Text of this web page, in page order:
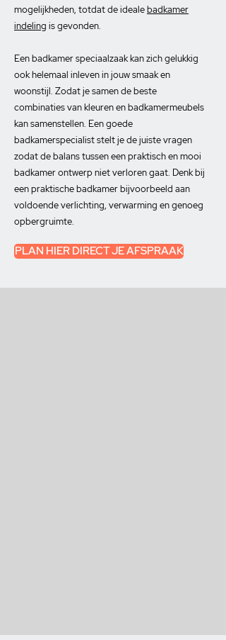
mogelijkheden, totdat de idealebadkamer
indeling is gevonden.
Een badkamer speciaalzaak kan zich gelukkig
ook helemaal inleven in jouw smaak en
woonstijl. Zodat je samen de beste
combinaties van kleuren en badkamermeubels
kan samenstellen. Een goede
badkamerspecialist stelt je de juiste vragen
zodat de balans tussen een praktisch en mooi
badkamer ontwerp niet verloren gaat. Denk bij
een praktische badkamer bijvoorbeeld aan
voldoende verlichting, verwarming en genoeg
opbergruimte.
PLAN HIER DIRECT JE AFSPRAAK